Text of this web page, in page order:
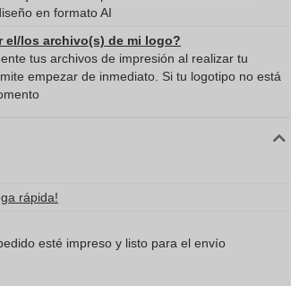
en formato AI
el/los archivo(s) de mi logo?
tus archivos de impresión al realizar tu
empezar de inmediato. Si tu logotipo no está
rápida!
esté impreso y listo para el envío